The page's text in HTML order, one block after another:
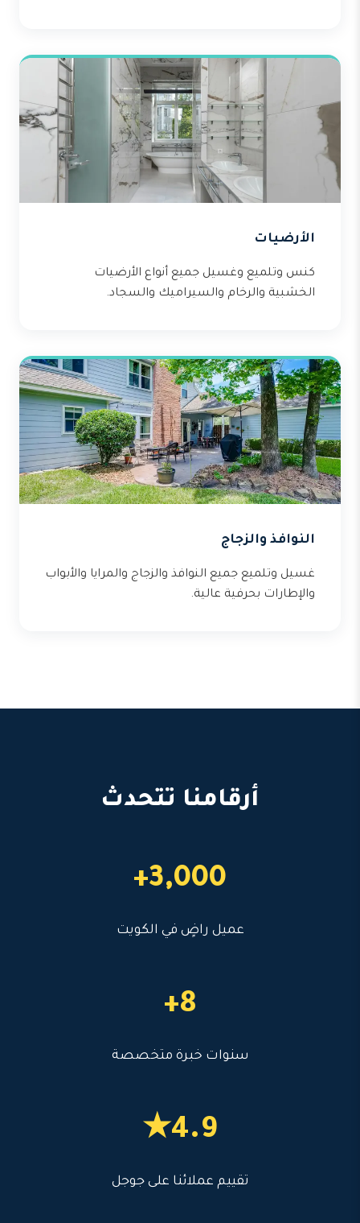
الأرضيات
كنس وتلميع وغسيل جميع أنواع الأرضيات
الخشبية والرخام والسيراميك والسجاد.
النوافذ والزجاج
غسيل وتلميع جميع النوافذ والزجاج والمرايا والأبواب
والإطارات بحرفية عالية.
أرقامنا تتحدث
3,000+
عميل راضٍ في الكويت
8+
سنوات خبرة متخصصة
4.9★
تقييم عملائنا على جوجل